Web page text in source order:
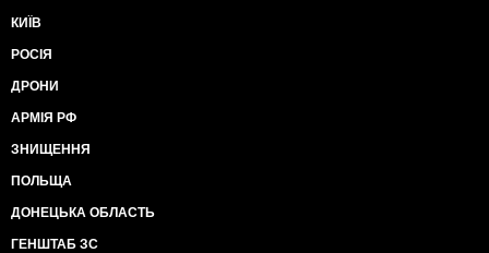
КИЇВ
РОСІЯ
ДРОНИ
АРМІЯ РФ
ЗНИЩЕННЯ
ПОЛЬЩА
ДОНЕЦЬКА ОБЛАСТЬ
ГЕНШТАБ ЗС